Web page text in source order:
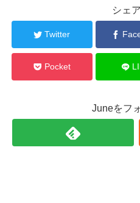
シェ
Twitter
Pocket
Juneをフ